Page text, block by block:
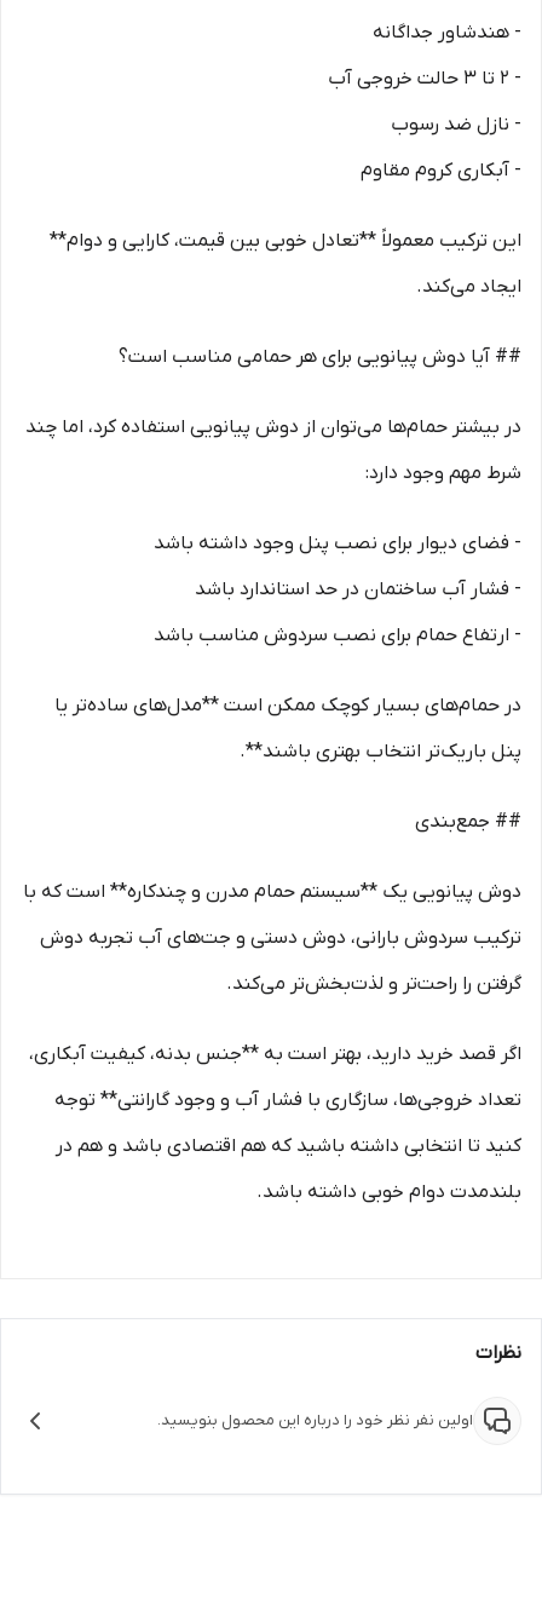
- هندشاور جداگانه
- ۲ تا ۳ حالت خروجی آب
- نازل ضد رسوب
- آبکاری کروم مقاوم
این ترکیب معمولاً **تعادل خوبی بین قیمت، کارایی و دوام**
ایجاد می‌کند.
## آیا دوش پیانویی برای هر حمامی مناسب است؟
در بیشتر حمام‌ها می‌توان از دوش پیانویی استفاده کرد، اما چند
شرط مهم وجود دارد:
- فضای دیوار برای نصب پنل وجود داشته باشد
- فشار آب ساختمان در حد استاندارد باشد
- ارتفاع حمام برای نصب سردوش مناسب باشد
در حمام‌های بسیار کوچک ممکن است **مدل‌های ساده‌تر یا
پنل باریک‌تر انتخاب بهتری باشند**.
## جمع‌بندی
دوش پیانویی یک **سیستم حمام مدرن و چندکاره** است که با
ترکیب سردوش بارانی، دوش دستی و جت‌های آب تجربه دوش
گرفتن را راحت‌تر و لذت‌بخش‌تر می‌کند.
اگر قصد خرید دارید، بهتر است به **جنس بدنه، کیفیت آبکاری،
تعداد خروجی‌ها، سازگاری با فشار آب و وجود گارانتی** توجه
کنید تا انتخابی داشته باشید که هم اقتصادی باشد و هم در
بلندمدت دوام خوبی داشته باشد.
نظرات
اولین نفر نظر خود را درباره این محصول بنویسید.